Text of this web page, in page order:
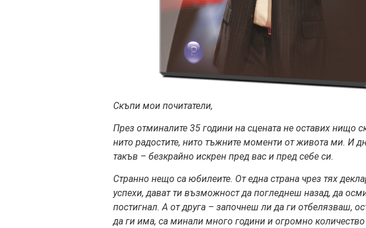
Скъпи мои почитатели,
През отминалите 35 години на сцената не оставих нищо
нито радостите, нито тъжните моменти от живота ми. И
такъв – безкрайно искрен пред вас и пред себе си.
Странно нещо са юбилеите. От една страна чрез тях
успехи, дават ти възможност да погледнеш назад, да
постигнал. А от друга – започнеш ли да ги отбелязваш,
да ги има, са минали много години и огромно количество